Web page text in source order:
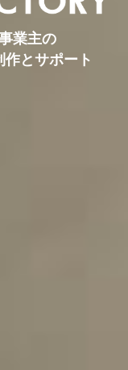
業主の
とサポート